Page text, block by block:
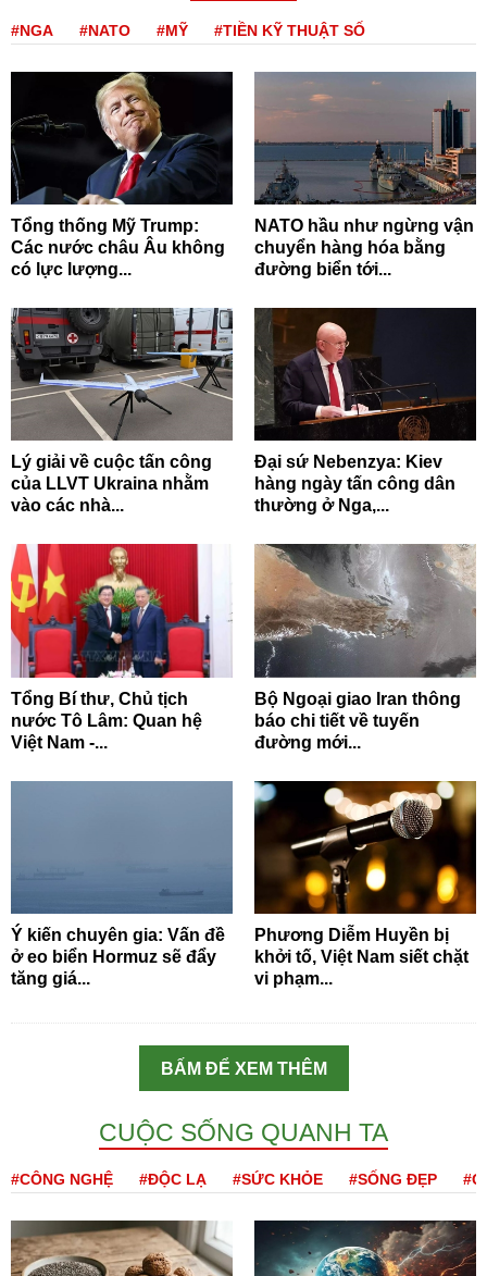
#NGA #NATO #MỸ #TIỀN KỸ THUẬT SỐ
Tổng thống Mỹ Trump:
Các nước châu Âu không
có lực lượng...
NATO hầu như ngừng vận
chuyển hàng hóa bằng
đường biển tới...
Lý giải về cuộc tấn công
của LLVT Ukraina nhằm
vào các nhà...
Đại sứ Nebenzya: Kiev
hàng ngày tấn công dân
thường ở Nga,...
Tổng Bí thư, Chủ tịch
nước Tô Lâm: Quan hệ
Việt Nam -...
Bộ Ngoại giao Iran thông
báo chi tiết về tuyến
đường mới...
Ý kiến chuyên gia: Vấn đề
ở eo biển Hormuz sẽ đẩy
tăng giá...
Phương Diễm Huyền bị
khởi tố, Việt Nam siết chặt
vi phạm...
BẤM ĐỂ XEM THÊM
CUỘC SỐNG QUANH TA
#CÔNG NGHỆ #ĐỘC LẠ #SỨC KHỎE #SỐNG ĐẸP